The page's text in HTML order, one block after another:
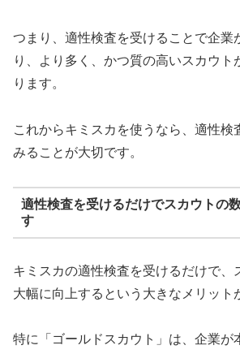
つまり、適性検査を受けることで企業
り、より多く、かつ質の高いスカウト
ります。
これからキミスカを使うなら、適性検
みることが大切です。
適性検査を受けるだけでスカウトの
す
キミスカの適性検査を受けるだけで、
大幅に向上するという大きなメリット
特に「ゴールドスカウト」は、企業が